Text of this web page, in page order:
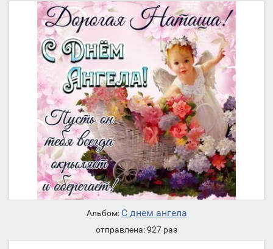
Альбом: С днем ангела
отправлена: 927 раз